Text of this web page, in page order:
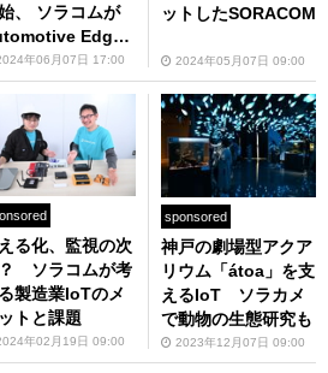
、 ソラコムが
Edge
Conso
に加入 takuya
ほぼ週刊ソラコム
18-05/31
年06月07日 17:00
ットしたSORACOM
2024年05月07日 09:00
る化、監視の次
ソラコムが考
製造業IoTのメ
トと課題
年02月19日 09:00
sponsored
神戸の劇場型アクア
リウム「átoa」を支
えるIoT ソラカメ
で動物の生態研究も
2023年12月07日 09:00